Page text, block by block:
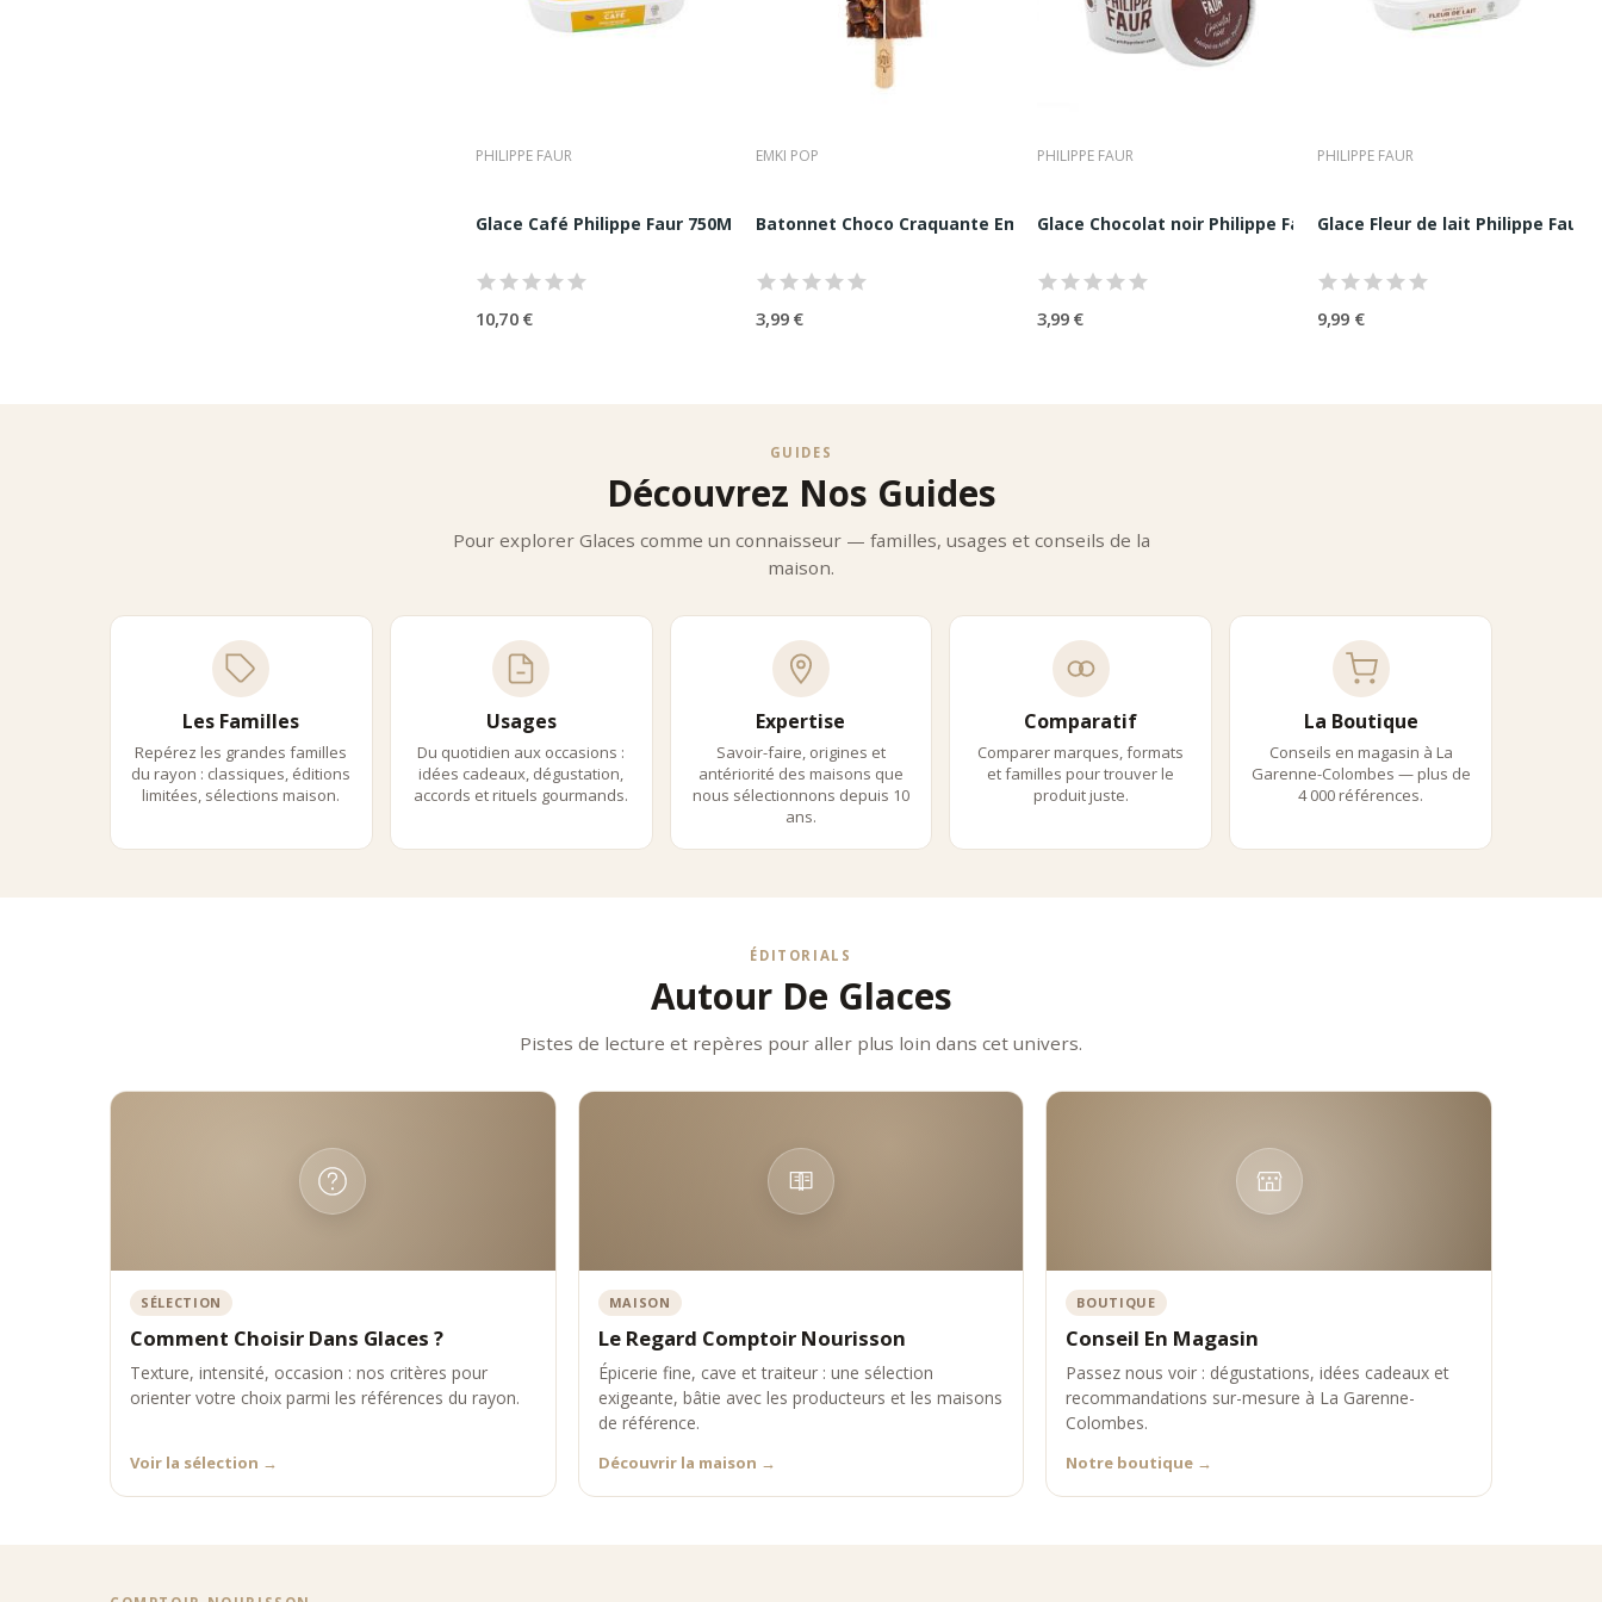
rivaliser durablement avec les plus grandes maisons de la gastronomie sucrée.
PHILIPPE FAUR
Glace Café Philippe Faur 750ML | Maitre Artisan...
10,70 €
EMKI POP
Batonnet Choco Craquante Emki Pop 65G
3,99 €
PHILIPPE FAUR
Glace Chocolat noir Philippe Faur 100ML |...
3,99 €
PHILIPPE FAUR
Glace Fleur de lait Philippe Faur
9,99 €
GUIDES
Découvrez Nos Guides
Pour explorer Glaces comme un connaisseur — familles, usages et conseils de la
maison.
Les Familles
Repérez les grandes familles
du rayon : classiques, éditions
limitées, sélections maison.
Usages
Du quotidien aux occasions :
idées cadeaux, dégustation,
accords et rituels gourmands.
Expertise
Savoir-faire, origines et
antériorité des maisons que
nous sélectionnons depuis 10
ans.
Comparatif
Comparer marques, formats
et familles pour trouver le
produit juste.
La Boutique
Conseils en magasin à La
Garenne-Colombes — plus de
4 000 références.
ÉDITORIALS
Autour De Glaces
Pistes de lecture et repères pour aller plus loin dans cet univers.
SÉLECTION
Comment Choisir Dans Glaces ?
Texture, intensité, occasion : nos critères pour
orienter votre choix parmi les références du rayon.
Voir la sélection →
MAISON
Le Regard Comptoir Nourisson
Épicerie fine, cave et traiteur : une sélection
exigeante, bâtie avec les producteurs et les maisons
de référence.
Découvrir la maison →
BOUTIQUE
Conseil En Magasin
Passez nous voir : dégustations, idées cadeaux et
recommandations sur-mesure à La Garenne-
Colombes.
Notre boutique →